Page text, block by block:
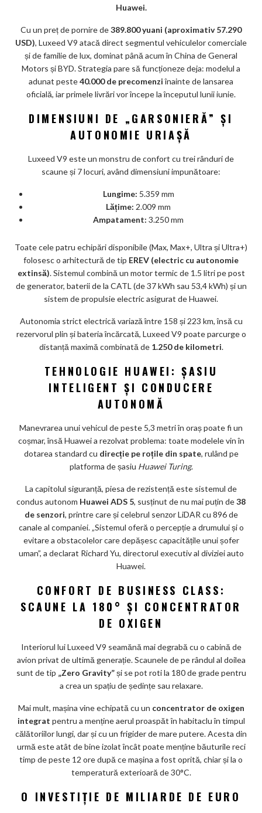
ar
ks
Huawei.
Cu un preț de pornire de389.800 yuani (aproximativ 57.290
USD), Luxeed V9 atacă direct segmentul vehiculelor comerciale
și de familie de lux, dominat până acum în China de General
Motors și BYD. Strategia pare să funcționeze deja: modelul a
adunat peste40.000 de precomenziînainte de lansarea
oficială, iar primele livrări vor începe la începutul lunii iunie.
DIMENSIUNI DE „GARSONIERĂ” ȘI
AUTONOMIE URIAȘĂ
Luxeed V9 este un monstru de confort cu trei rânduri de
scaune și 7 locuri, având dimensiuni impunătoare:
Lungime: 5.359 mm
Lățime: 2.009 mm
Ampatament: 3.250 mm
Toate cele patru echipări disponibile (Max, Max+, Ultra și Ultra+)
folosesc o arhitectură de tip EREV (electric cu autonomie
extinsă). Sistemul combină un motor termic de 1.5 litri pe post
de generator, baterii de la CATL (de 37 kWh sau 53,4 kWh) și un
sistem de propulsie electric asigurat de Huawei.
Autonomia strict electrică variază între 158 și 223 km, însă cu
rezervorul plin și bateria încărcată, Luxeed V9 poate parcurge o
distanță maximă combinată de 1.250 de kilometri.
TEHNOLOGIE HUAWEI: ȘASIU
INTELIGENT ȘI CONDUCERE
AUTONOMĂ
Manevrarea unui vehicul de peste 5,3 metri în oraș poate fi un
coșmar, însă Huawei a rezolvat problema: toate modelele vin în
dotarea standard cu direcție pe roțile din spate, rulând pe
platforma de șasiu Huawei Turing.
La capitolul siguranță, piesa de rezistență este sistemul de
condus autonom Huawei ADS 5, susținut de nu mai puțin de38
de senzori, printre care și celebrul senzor LiDAR cu 896 de
canale al companiei. „Sistemul oferă o percepție a drumului și o
evitare a obstacolelor care depășesc capacitățile unui șofer
uman”, a declarat Richard Yu, directorul executiv al diviziei auto
Huawei.
CONFORT DE BUSINESS CLASS:
SCAUNE LA 180° ȘI CONCENTRATOR
DE OXIGEN
Interiorul lui Luxeed V9 seamănă mai degrabă cu o cabină de
avion privat de ultimă generație. Scaunele de pe rândul al doilea
sunt de tip „Zero Gravity”și se pot roti la 180 de grade pentru
a crea un spațiu de ședințe sau relaxare.
Mai mult, mașina vine echipată cu un concentrator de oxigen
integrat pentru a menține aerul proaspăt în habitaclu în timpul
călătoriilor lungi, dar și cu un frigider de mare putere. Acesta din
urmă este atât de bine izolat încât poate menține băuturile reci
timp de peste 12 ore după ce mașina a fost oprită, chiar și la o
temperatură exterioară de 30°C.
O INVESTIȚIE DE MILIARDE DE EURO